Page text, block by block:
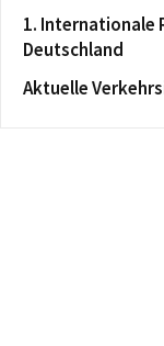
1. Internationale
Deutschland
Aktuelle